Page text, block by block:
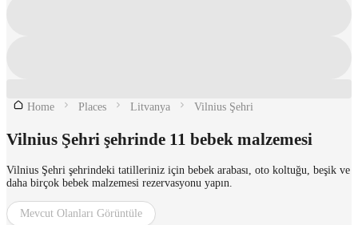
Home Places Litvanya Vilnius Şehri
Vilnius Şehri şehrinde 11 bebek malzemesi
Vilnius Şehri şehrindeki tatilleriniz için bebek arabası, oto koltuğu, beşik ve
daha birçok bebek malzemesi rezervasyonu yapın.
Mevcut Olanları Görüntüle